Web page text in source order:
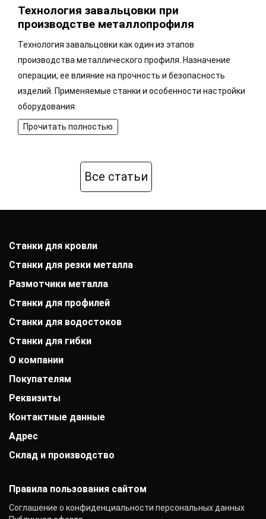
Технология завальцовки при
производстве металлопрофиля
Технология завальцовки как один из этапов
производства металлического профиля. Назначение
операции, ее влияние на прочность и безопасность
изделий. Применяемые станки и особенности настройки
оборудования.
Прочитать полностью
Все статьи
Станки для кровли
Станки для резки металла
Размотчики металла
Станки для профилей
Станки для водостоков
Станки для гибки
О компании
История компании
Выставки
Заказчики
Вакансии
Контакты
Покупателям
Оплата
Гарантии
Акции
Статьи
Реквизиты
АО «Райффайзенбанк»
Р/с: 40702810000000001118
К/с: 30101810200000000700
ОКПО: 40276717
Контактные данные
+7 (800) 333-41-10
info@mobiprof.ru
Пн.-Пт.: с 9:00 до 17:00
Адрес
Новосибирск, улица Твардовского, 3к4
Склад и производство
Правила пользования сайтом
Соглашение о конфиденциальности персональных данных